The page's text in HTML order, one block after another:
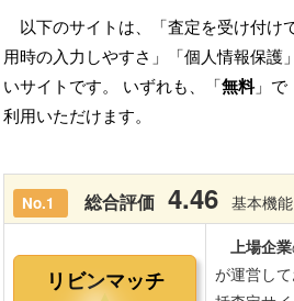
以下のサイトは、「査定を受け付け
用時の入力しやすさ」「個人情報保護
いサイトです。 いずれも、「無料」で
利用いただけます。